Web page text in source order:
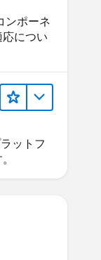
ンポーネ
につい
ットフ